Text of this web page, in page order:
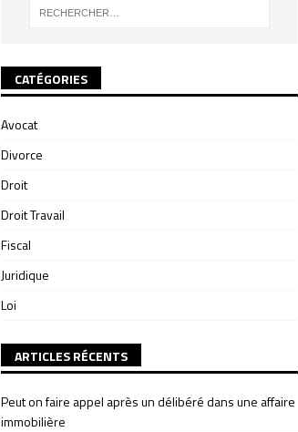
CATÉGORIES
Avocat
Divorce
Droit
Droit Travail
Fiscal
Juridique
Loi
ARTICLES RÉCENTS
Peut on faire appel après un délibéré dans une affaire
immobilière